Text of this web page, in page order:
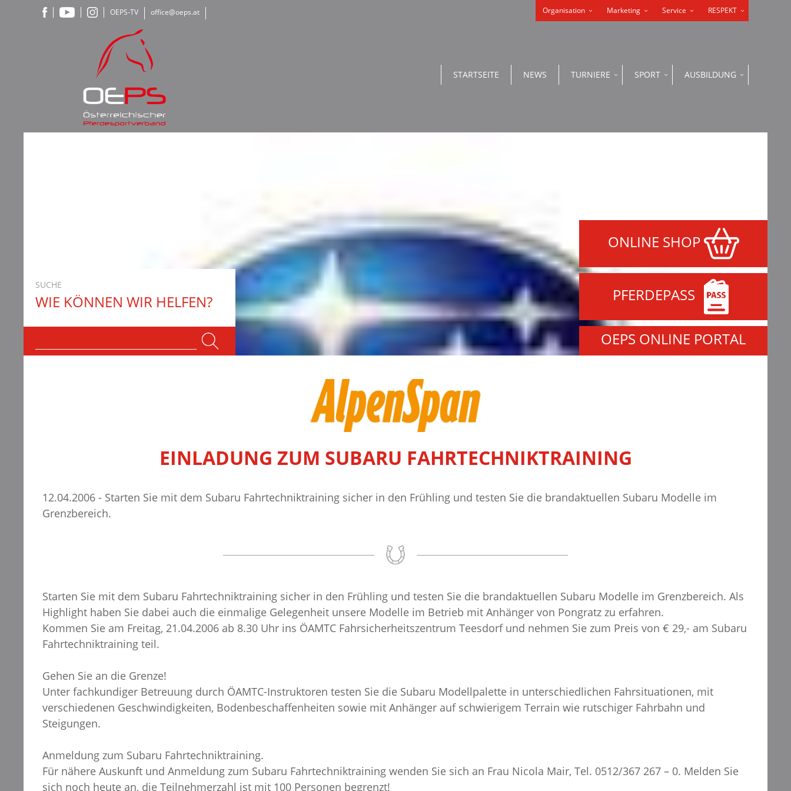
Organisation Marketing Service RESPEKT
STARTSEITE NEWS TURNIERE SPORT AUSBILDUNG
OEPS-TV office@oeps.at
ONLINE SHOP
PFERDEPASS
OEPS ONLINE PORTAL
SUCHE
WIE KÖNNEN WIR HELFEN?
EINLADUNG ZUM SUBARU FAHRTECHNIKTRAINING
12.04.2006 - Starten Sie mit dem Subaru Fahrtechniktraining sicher in den Frühling und testen Sie die brandaktuellen Subaru Modelle im
Grenzbereich.
Starten Sie mit dem Subaru Fahrtechniktraining sicher in den Frühling und testen Sie die brandaktuellen Subaru Modelle im Grenzbereich. Als
Highlight haben Sie dabei auch die einmalige Gelegenheit unsere Modelle im Betrieb mit Anhänger von Pongratz zu erfahren.
Kommen Sie am Freitag, 21.04.2006 ab 8.30 Uhr ins ÖAMTC Fahrsicherheitszentrum Teesdorf und nehmen Sie zum Preis von € 29,- am Subaru
Fahrtechniktraining teil.
Gehen Sie an die Grenze!
Unter fachkundiger Betreuung durch ÖAMTC-Instruktoren testen Sie die Subaru Modellpalette in unterschiedlichen Fahrsituationen, mit
verschiedenen Geschwindigkeiten, Bodenbeschaffenheiten sowie mit Anhänger auf schwierigem Terrain wie rutschiger Fahrbahn und
Steigungen.
Anmeldung zum Subaru Fahrtechniktraining.
Für nähere Auskunft und Anmeldung zum Subaru Fahrtechniktraining wenden Sie sich an Frau Nicola Mair, Tel. 0512/367 267 – 0. Melden Sie
sich noch heute an, die Teilnehmerzahl ist mit 100 Personen begrenzt!